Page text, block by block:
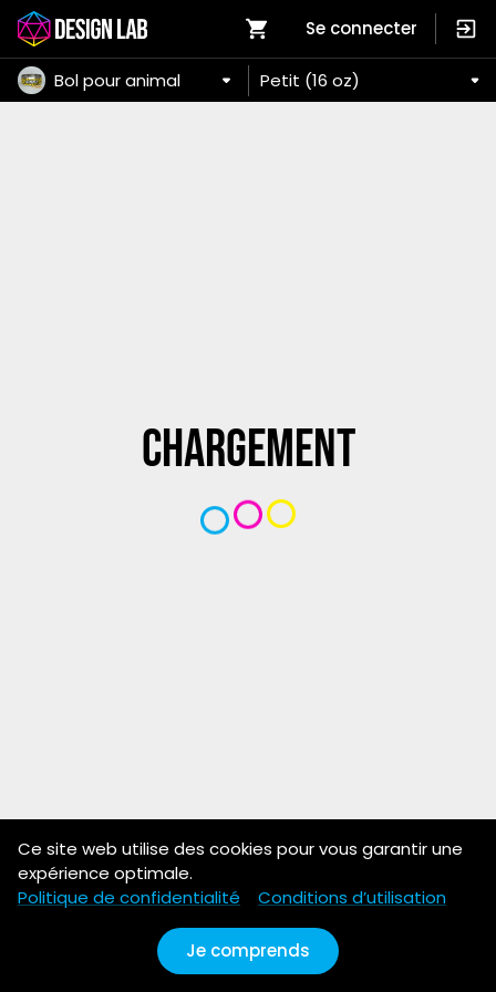
Bol pour animal Petit (16 oz)
Se connecter
Chargement
Ce site web utilise des cookies pour vous garantir une
expérience optimale.
Politique de confidentialité
Conditions d’utilisation
Je comprends